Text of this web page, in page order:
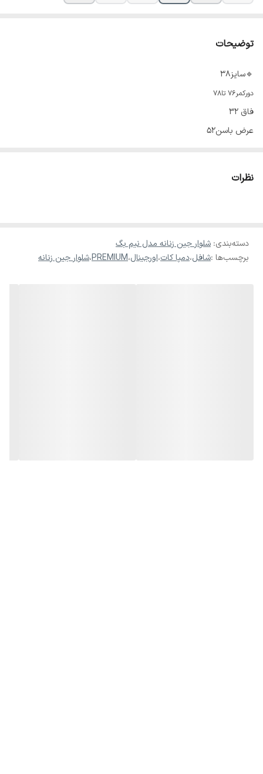
توضیحات
🔹سایز۳۸
دورکمر۷۶ تا۷۸
فاق ۳۲
عرض باسن۵۲
♥️✨در صورت سایز نبودن امکان تعویض وجود دارد
نظرات
دسته‌بندی: شلوار جین زنانه مدل نیم بگ
برچسب‌ها :شافل،دمپا کات،اورجینال،PREMIUM،شلوار جین زنانه